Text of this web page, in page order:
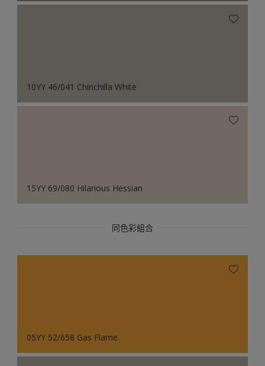
10YY 46/041 Chinchilla White
15YY 69/080 Hilarious Hessian
同色彩組合
05YY 52/658 Gas Flame